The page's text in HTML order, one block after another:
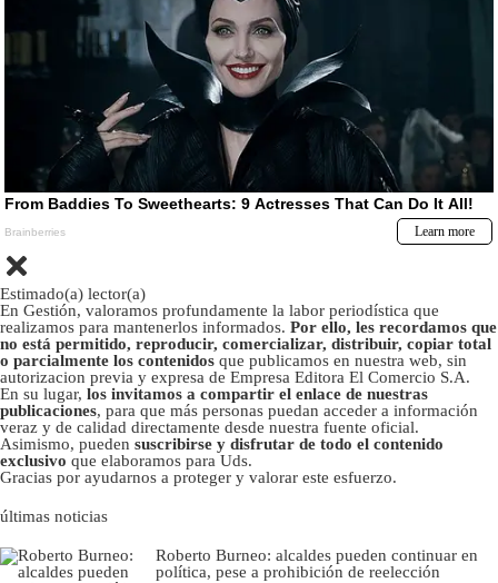
Estimado(a) lector(a)
En Gestión, valoramos profundamente la labor periodística que
realizamos para mantenerlos informados. Por ello, les recordamos que
no está permitido, reproducir, comercializar, distribuir, copiar total
o parcialmente los contenidos que publicamos en nuestra web, sin
autorizacion previa y expresa de Empresa Editora El Comercio S.A.
En su lugar, los invitamos a compartir el enlace de nuestras
publicaciones, para que más personas puedan acceder a información
veraz y de calidad directamente desde nuestra fuente oficial.
Asimismo, pueden suscribirse y disfrutar de todo el contenido
exclusivo que elaboramos para Uds.
Gracias por ayudarnos a proteger y valorar este esfuerzo.
últimas noticias
Roberto Burneo: alcaldes pueden continuar en
política, pese a prohibición de reelección